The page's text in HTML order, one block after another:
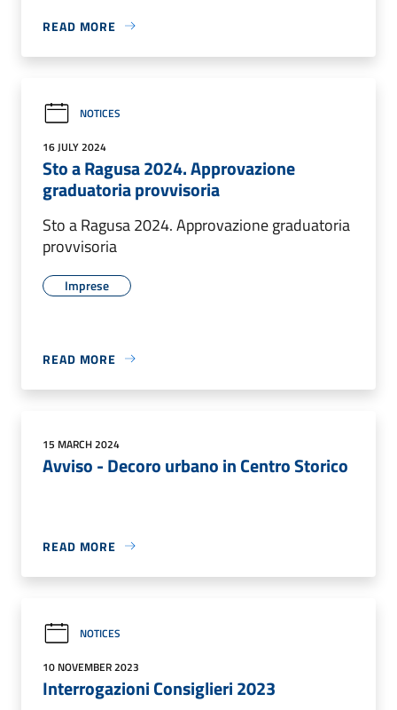
READ MORE
NOTICES
16 JULY 2024
Sto a Ragusa 2024. Approvazione
graduatoria provvisoria
Sto a Ragusa 2024. Approvazione graduatoria
provvisoria
Imprese
READ MORE
15 MARCH 2024
Avviso - Decoro urbano in Centro Storico
READ MORE
NOTICES
10 NOVEMBER 2023
Interrogazioni Consiglieri 2023